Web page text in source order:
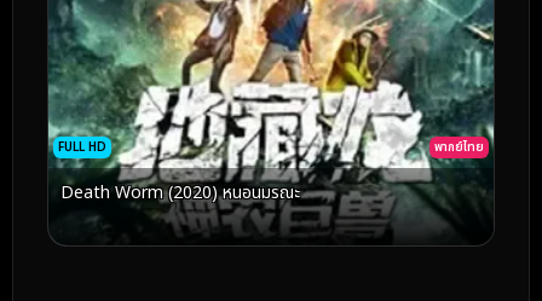
FULL HD พากย์ไทย
Death Worm (2020) หนอนมรณะ